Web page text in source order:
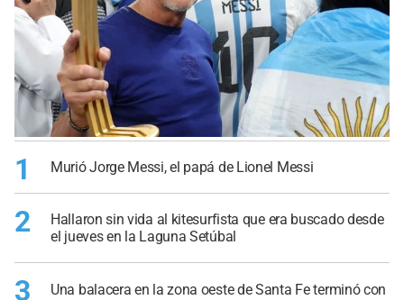
1 Murió Jorge Messi, el papá de Lionel Messi
2
Hallaron sin vida al kitesurfista que era buscado desde
el jueves en la Laguna Setúbal
3
Una balacera en la zona oeste de Santa Fe terminó con